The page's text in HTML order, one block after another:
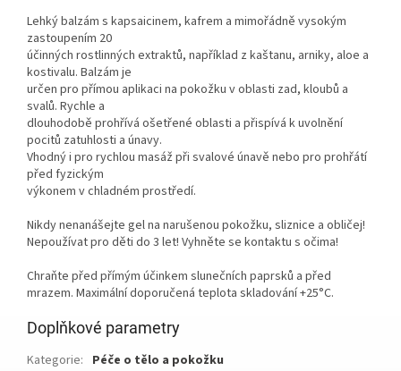
Lehký balzám s kapsaicinem, kafrem a mimořádně vysokým
zastoupením 20
účinných rostlinných extraktů, například z kaštanu, arniky, aloe a
kostivalu. Balzám je
určen pro přímou aplikaci na pokožku v oblasti zad, kloubů a
svalů. Rychle a
dlouhodobě prohřívá ošetřené oblasti a přispívá k uvolnění
pocitů zatuhlosti a únavy.
Vhodný i pro rychlou masáž při svalové únavě nebo pro prohřátí
před fyzickým
výkonem v chladném prostředí.
Nikdy nenanášejte gel na narušenou pokožku, sliznice a obličej!
Nepoužívat pro děti do 3 let! Vyhněte se kontaktu s očima!
Chraňte před přímým účinkem slunečních paprsků a před
mrazem. Maximální doporučená teplota skladování +25°C.
Doplňkové parametry
Kategorie: Péče o tělo a pokožku